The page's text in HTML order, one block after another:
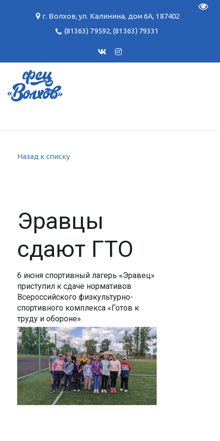
г. Волхов,ул. Калинина, дом 6А, 187402
(81363) 79592,(81363) 79331
Назад к списку
Эравцы
сдают ГТО
6 июня спортивный лагерь «Эравец»
приступил к сдаче нормативов
Всероссийского физкультурно-
спортивного комплекса «Готов к
труду и обороне».